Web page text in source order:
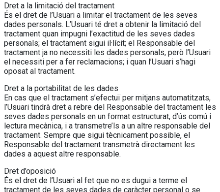
Dret a la limitació del tractament
És el dret de l’Usuari a limitar el tractament de les seves
dades personals. L’Usuari té dret a obtenir la limitació del
tractament quan impugni l’exactitud de les seves dades
personals; el tractament sigui il·lícit; el Responsable del
tractament ja no necessiti les dades personals, però l’Usuari
el necessiti per a fer reclamacions; i quan l’Usuari s’hagi
oposat al tractament.
Dret a la portabilitat de les dades
En cas que el tractament s’efectuï per mitjans automatitzats,
l’Usuari tindrà dret a rebre del Responsable del tractament les
seves dades personals en un format estructurat, d’ús comú i
lectura mecànica, i a transmetre’ls a un altre responsable del
tractament. Sempre que sigui tècnicament possible, el
Responsable del tractament transmetrà directament les
dades a aquest altre responsable.
Dret d’oposició
És el dret de l’Usuari al fet que no es dugui a terme el
tractament de les seves dades de caràcter personal o se